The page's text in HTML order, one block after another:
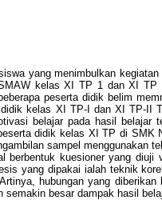
yang menimbulkan
kelas XI TP 1 dan XI
peserta didik belim
kelas XI TP-I dan XI TP-II
belajar pada hasil
didik kelas XI TP di SMK
sampel menggunakan
kuesioner yang
yang dipakai ialah teknik
hubungan yang
besar dampak hasil